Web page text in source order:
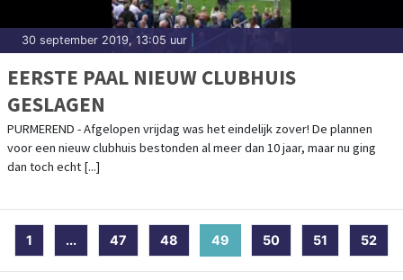
30 september 2019, 13:05 uur
EERSTE PAAL NIEUW CLUBHUIS
GESLAGEN
PURMEREND - Afgelopen vrijdag was het eindelijk zover! De plannen
voor een nieuw clubhuis bestonden al meer dan 10 jaar, maar nu ging
dan toch echt [...]
1 ... 47 48 49 (current)
50 51 52